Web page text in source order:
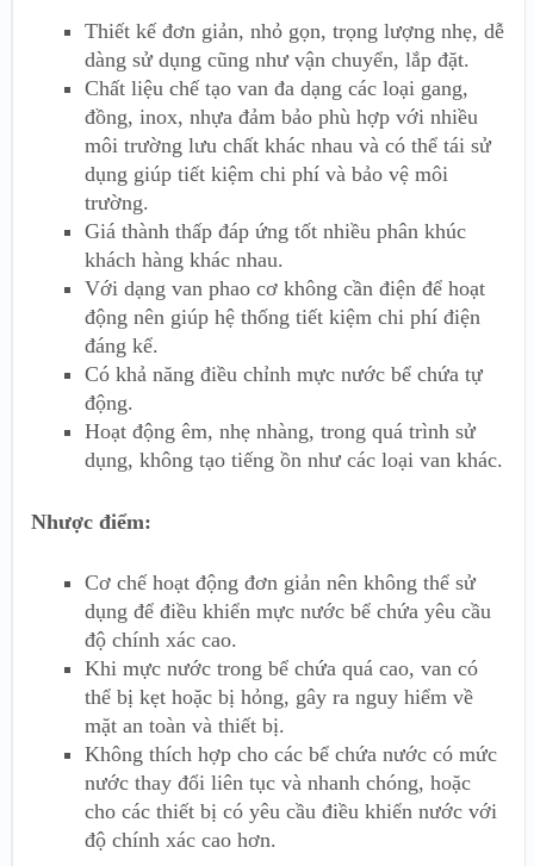
Thiết kế đơn giản, nhỏ gọn, trọng lượng nhẹ, dễ
dàng sử dụng cũng như vận chuyển, lắp đặt.
Chất liệu chế tạo van đa dạng các loại gang,
đồng, inox, nhựa đảm bảo phù hợp với nhiều
môi trường lưu chất khác nhau và có thể tái sử
dụng giúp tiết kiệm chi phí và bảo vệ môi
trường.
Giá thành thấp đáp ứng tốt nhiều phân khúc
khách hàng khác nhau.
Với dạng van phao cơ không cần điện để hoạt
động nên giúp hệ thống tiết kiệm chi phí điện
đáng kể.
Có khả năng điều chỉnh mực nước bể chứa tự
động.
Hoạt động êm, nhẹ nhàng, trong quá trình sử
dụng, không tạo tiếng ồn như các loại van khác.
Nhược điểm:
Cơ chế hoạt động đơn giản nên không thể sử
dụng để điều khiển mực nước bể chứa yêu cầu
độ chính xác cao.
Khi mực nước trong bể chứa quá cao, van có
thể bị kẹt hoặc bị hỏng, gây ra nguy hiểm về
mặt an toàn và thiết bị.
Không thích hợp cho các bể chứa nước có mức
nước thay đổi liên tục và nhanh chóng, hoặc
cho các thiết bị có yêu cầu điều khiển nước với
độ chính xác cao hơn.